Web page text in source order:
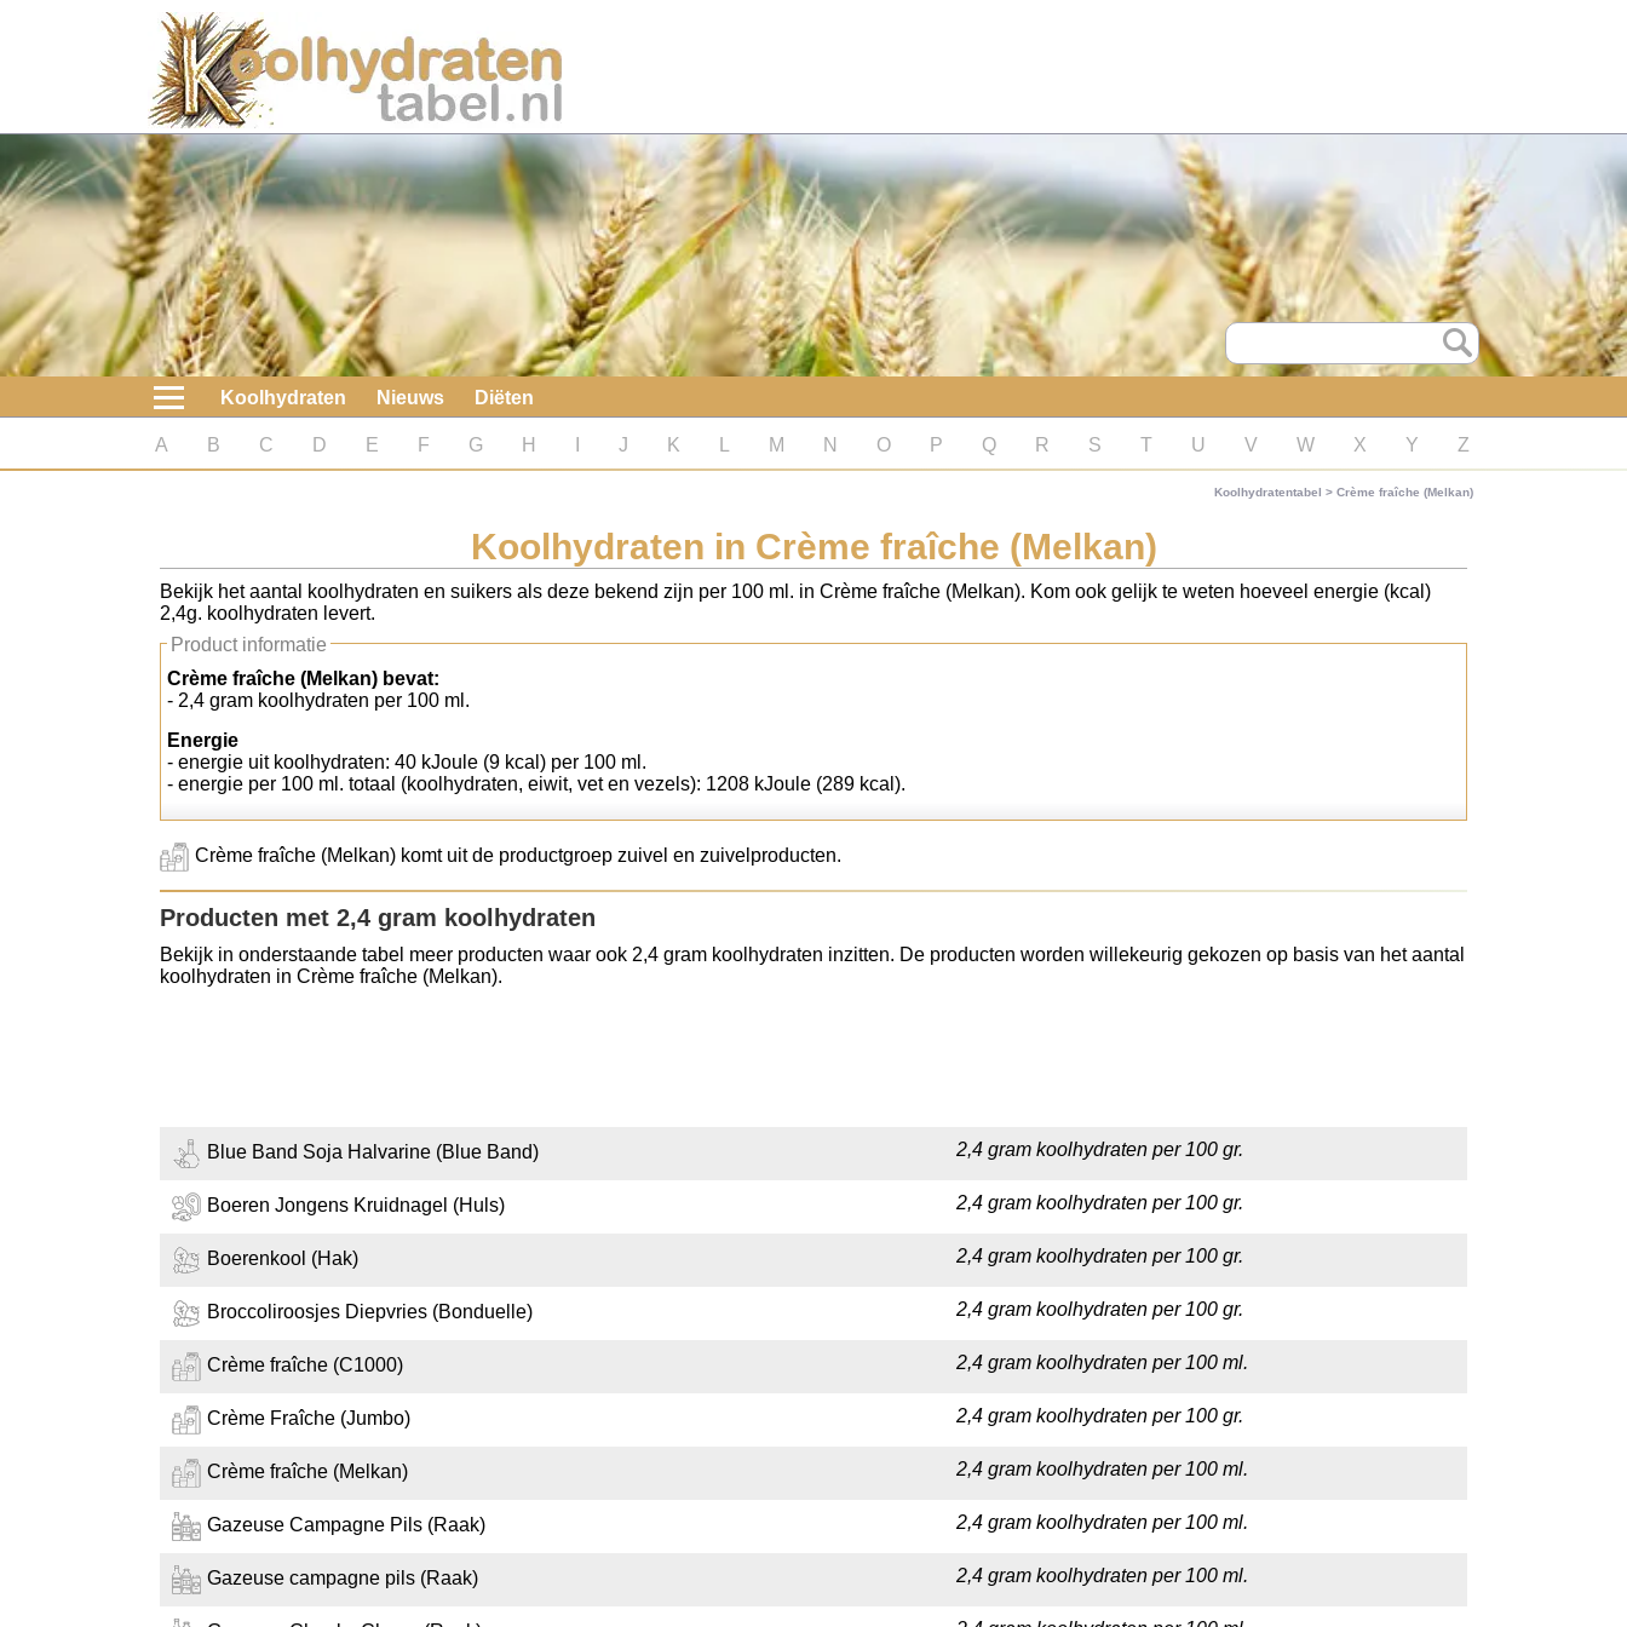
Koolhydraten
Nieuws
Koolhydraatarme diëten
Boeken
koolhydraatarme diëten
Diabetes test
Koolhydraten tellen
Koolhydraten Nieuws Diëten
A B C D E F G H J K M N O P Q R S T U V W X Y Z
Koolhydratentabel > Crème fraîche (Melkan)
Koolhydraten in Crème fraîche (Melkan)
Bekijk het aantal koolhydraten en suikers als deze bekend zijn per 100 ml. in Crème fraîche (Melkan). Kom ook gelijk te weten hoeveel energie (kcal)
2,4g. koolhydraten levert.
Product informatie
Crème fraîche (Melkan) bevat:
- 2,4 gram koolhydraten per 100 ml.
Energie
- energie uit koolhydraten: 40 kJoule (9 kcal) per 100 ml.
- energie per 100 ml. totaal (koolhydraten, eiwit, vet en vezels): 1208 kJoule (289 kcal).
Crème fraîche (Melkan) komt uit de productgroep zuivel en zuivelproducten.
Producten met 2,4 gram koolhydraten
Bekijk in onderstaande tabel meer producten waar ook 2,4 gram koolhydraten inzitten. De producten worden willekeurig gekozen op basis van het aantal
koolhydraten in Crème fraîche (Melkan).
Blue Band Soja Halvarine (Blue Band) 2,4 gram koolhydraten per 100 gr.
Boeren Jongens Kruidnagel (Huls) 2,4 gram koolhydraten per 100 gr.
Boerenkool (Hak) 2,4 gram koolhydraten per 100 gr.
Broccoliroosjes Diepvries (Bonduelle) 2,4 gram koolhydraten per 100 gr.
Crème fraîche (C1000) 2,4 gram koolhydraten per 100 ml.
Crème Fraîche (Jumbo) 2,4 gram koolhydraten per 100 gr.
Crème fraîche (Melkan) 2,4 gram koolhydraten per 100 ml.
Gazeuse Campagne Pils (Raak) 2,4 gram koolhydraten per 100 ml.
Gazeuse campagne pils (Raak) 2,4 gram koolhydraten per 100 ml.